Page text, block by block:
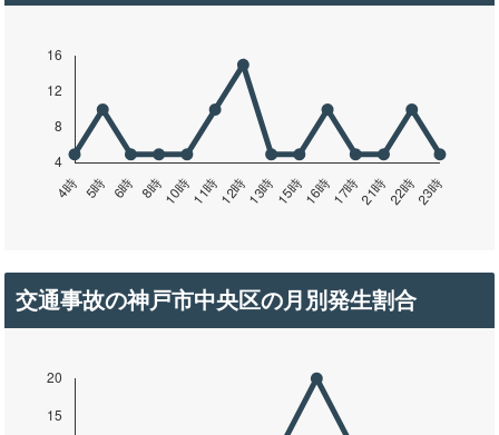
交通事故の神戸市中央区の月別発生割合